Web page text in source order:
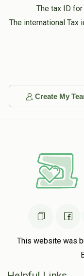
The tax ID
The international Tax
Create My
This website was